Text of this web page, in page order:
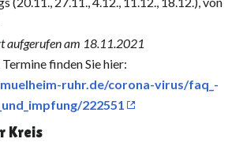
aufgerufen am 18.11.2021
finden Sie hier:
ruhr.de/corona-virus/faq_-
222551
Kreis